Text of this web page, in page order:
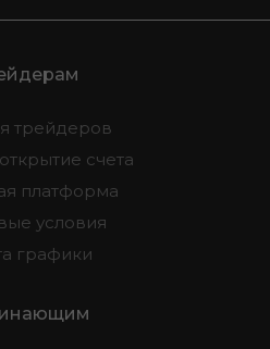
трейдеров
счета
платформа
условия
графики